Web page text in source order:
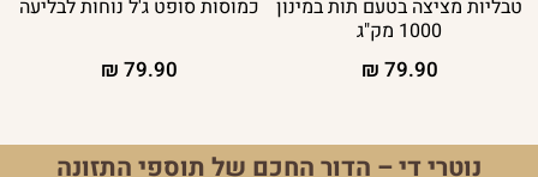
טבליות מציצה בטעם תות במינון
1000 מק"ג
79.90
₪
כמוסות סופט ג'ל נוחות לבליעה
79.90
₪
נוטרי די – הדור החכם של תוספי התזונה